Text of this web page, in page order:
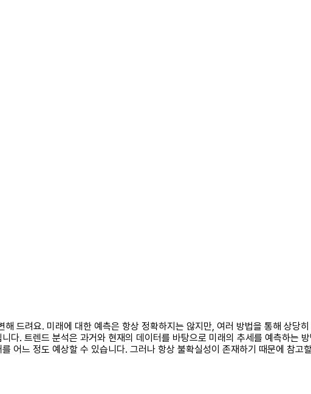
해 드려요. 미래에 대한 예측은 항상 정확하지는 않지만, 여러 방법을 통해 상
다. 트렌드 분석은 과거와 현재의 데이터를 바탕으로 미래의 추세를 예측하는
어느 정도 예상할 수 있습니다. 그러나 항상 불확실성이 존재하기 때문에 참고